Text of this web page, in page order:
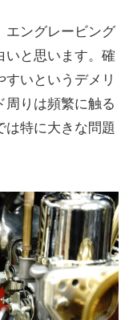
エングレービング
いと思います。確
いというデメリ
周りは頻繁に触る
は特に大きな問題